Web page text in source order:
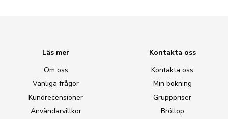
Läs mer
Om oss
Vanliga frågor
Kundrecensioner
Användarvillkor
Kontakta oss
Kontakta oss
Min bokning
Grupppriser
Bröllop